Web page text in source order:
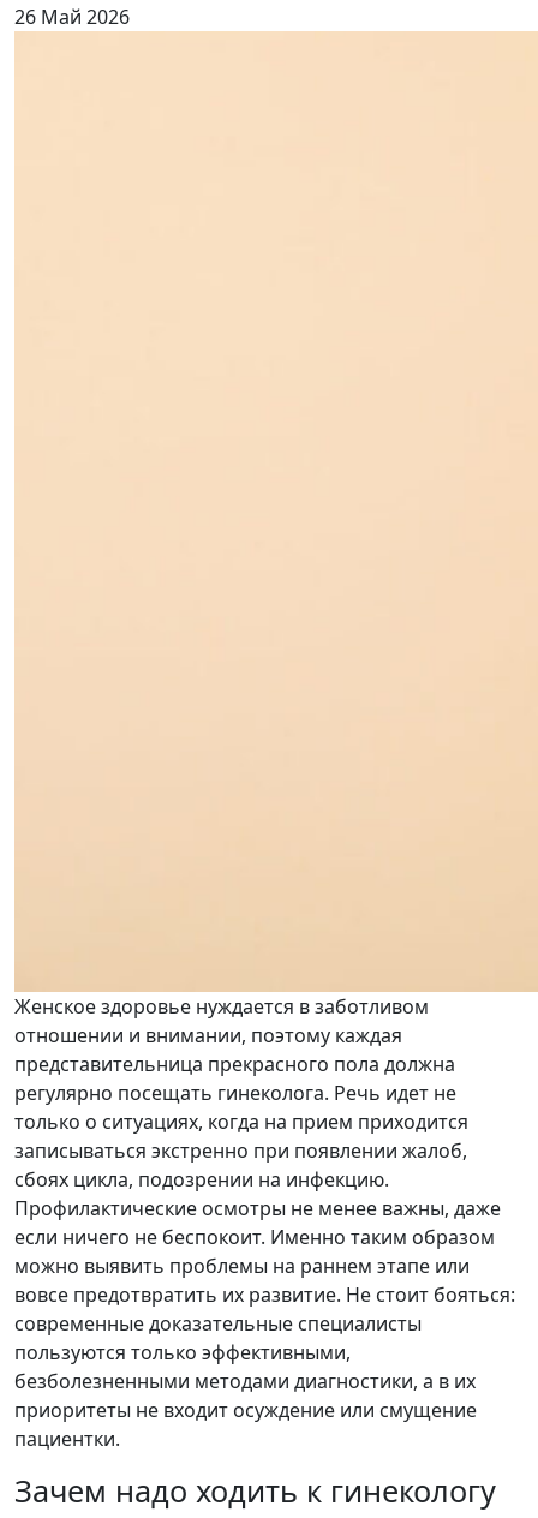
26 Май 2026
Женское здоровье нуждается в заботливом
отношении и внимании, поэтому каждая
представительница прекрасного пола должна
регулярно посещать гинеколога. Речь идет не
только о ситуациях, когда на прием приходится
записываться экстренно при появлении жалоб,
сбоях цикла, подозрении на инфекцию.
Профилактические осмотры не менее важны, даже
если ничего не беспокоит. Именно таким образом
можно выявить проблемы на раннем этапе или
вовсе предотвратить их развитие. Не стоит бояться:
современные доказательные специалисты
пользуются только эффективными,
безболезненными методами диагностики, а в их
приоритеты не входит осуждение или смущение
пациентки.
Зачем надо ходить к гинекологу